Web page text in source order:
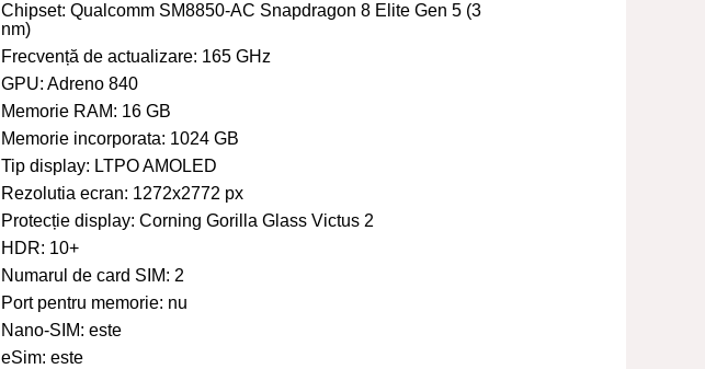
Chipset: Qualcomm SM8850-AC Snapdragon 8 Elite Gen 5 (3
nm)
Frecvență de actualizare: 165 GHz
GPU: Adreno 840
Memorie RAM: 16 GB
Memorie incorporata: 1024 GB
Tip display: LTPO AMOLED
Rezolutia ecran: 1272x2772 px
Protecție display: Corning Gorilla Glass Victus 2
HDR: 10+
Numarul de card SIM: 2
Port pentru memorie: nu
Nano-SIM: este
eSim: este